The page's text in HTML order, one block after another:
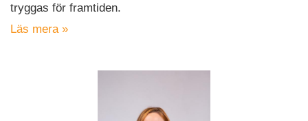
tryggas för framtiden.
Läs mera »